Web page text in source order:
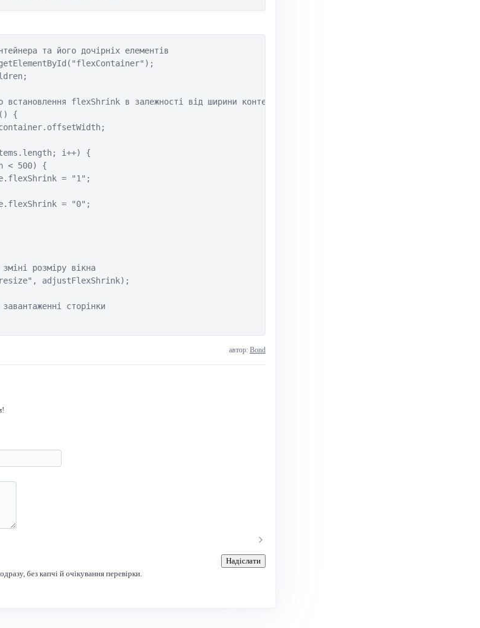
та його дочірніх елементів
встановлення flexShrink в залежності від ширини контейнера
{
i++) {
< 500) {
= "1";
= "0";
розміру вікна
adjustFlexShrink);
сторінки
автор: Bond
Надіслати
без капчі й очікування перевірки.